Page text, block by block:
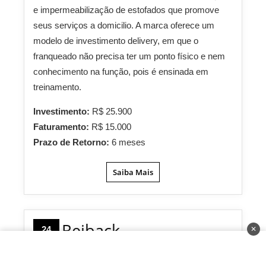
e impermeabilização de estofados que promove
seus serviços a domicilio. A marca oferece um
modelo de investimento delivery, em que o
franqueado não precisa ter um ponto físico e nem
conhecimento na função, pois é ensinada em
treinamento.
Investimento: R$ 25.900
Faturamento: R$ 15.000
Prazo de Retorno: 6 meses
Saiba Mais
24 Reiback ✕